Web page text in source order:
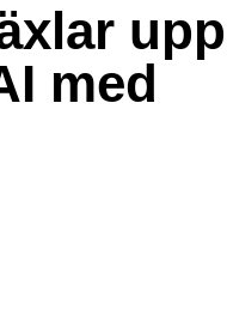
upp
med